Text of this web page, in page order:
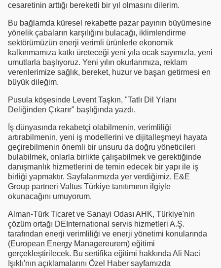
cesaretinin arttığı bereketli bir yıl olmasını dilerim.
Bu bağlamda küresel rekabette pazar payının büyümesine
yönelik çabaların karşılığını bulacağı, iklimlendirme
sektörümüzün enerji verimli ürünlerle ekonomik
kalkınmamıza katkı üreteceği yeni yıla ocak sayımızla, yeni
umutlarla başlıyoruz. Yeni yılın okurlarımıza, reklam
verenlerimize sağlık, bereket, huzur ve başarı getirmesi en
büyük dileğim.
Pusula köşesinde Levent Taşkın, "Tatlı Dil Yılanı
Deliğinden Çıkarır" başlığında yazdı.
İş dünyasında rekabetçi olabilmenin, verimliliği
artırabilmenin, yeni iş modellerini ve dijitalleşmeyi hayata
geçirebilmenin önemli bir unsuru da doğru yöneticileri
bulabilmek, onlarla birlikte çalışabilmek ve gerektiğinde
danışmanlık hizmetlerini de temin edecek bir yapı ile iş
birliği yapmaktır. Sayfalarımızda yer verdiğimiz, E&E
Group partneri Valtus Türkiye tanıtımının ilgiyle
okunacağını umuyorum.
Alman-Türk Ticaret ve Sanayi Odası AHK, Türkiye'nin
çözüm ortağı DEInternational servis hizmetleri A.Ş.
tarafından enerji verimliliği ve enerji yönetimi konularında
(European Energy Managereurem) eğitimi
gerçekleştirilecek. Bu sertifika eğitimi hakkında Ali Naci
Işıklı'nın açıklamalarını Özel Haber sayfamızda